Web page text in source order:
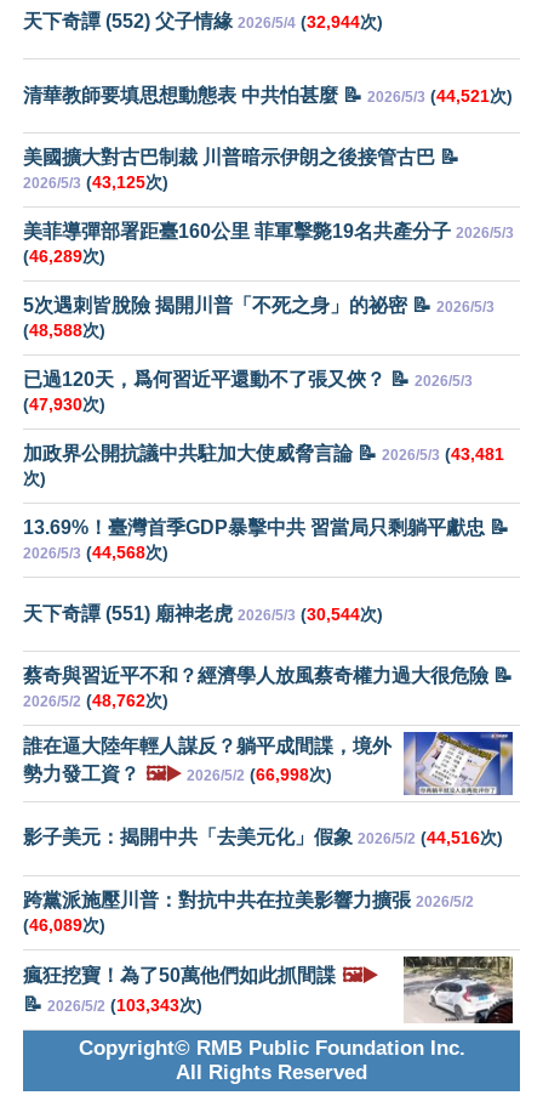
天下奇譚 (552) 父子情緣 2026/5/4 (32,944次)
清華教師要填思想動態表 中共怕甚麼 📝 2026/5/3 (44,521次)
美國擴大對古巴制裁 川普暗示伊朗之後接管古巴 📝
2026/5/3 (43,125次)
美菲導彈部署距臺160公里 菲軍擊斃19名共產分子 2026/5/3
(46,289次)
5次遇刺皆脫險 揭開川普「不死之身」的祕密 📝 2026/5/3
(48,588次)
已過120天，爲何習近平還動不了張又俠？ 📝 2026/5/3
(47,930次)
加政界公開抗議中共駐加大使威脅言論 📝 2026/5/3 (43,481
次)
13.69%！臺灣首季GDP暴擊中共 習當局只剩躺平獻忠 📝
2026/5/3 (44,568次)
天下奇譚 (551) 廟神老虎 2026/5/3 (30,544次)
蔡奇與習近平不和？經濟學人放風蔡奇權力過大很危險 📝
2026/5/2 (48,762次)
誰在逼大陸年輕人謀反？躺平成間諜，境外
勢力發工資？ 🖼️▶️ 2026/5/2 (66,998次)
影子美元：揭開中共「去美元化」假象 2026/5/2 (44,516次)
跨黨派施壓川普：對抗中共在拉美影響力擴張 2026/5/2
(46,089次)
瘋狂挖寶！為了50萬他們如此抓間諜 🖼️▶️
📝 2026/5/2 (103,343次)
Copyright© RMB Public Foundation Inc.
All Rights Reserved